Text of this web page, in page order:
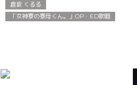
倉坂 くるる
「女神寮の寮母くん。」OP・ED歌唱